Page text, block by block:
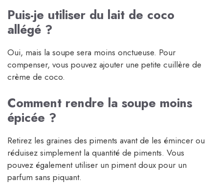
Puis-je utiliser du lait de coco
allégé ?
Oui, mais la soupe sera moins onctueuse. Pour
compenser, vous pouvez ajouter une petite cuillère de
crème de coco.
Comment rendre la soupe moins
épicée ?
Retirez les graines des piments avant de les émincer ou
réduisez simplement la quantité de piments. Vous
pouvez également utiliser un piment doux pour un
parfum sans piquant.